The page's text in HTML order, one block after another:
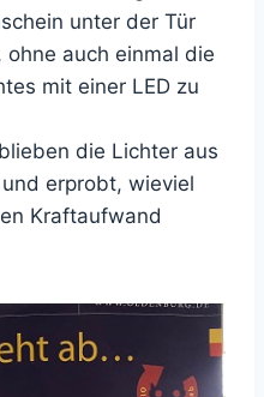
unter der Tür
auch einmal die
mit einer LED zu
die Lichter aus
erprobt, wieviel
Kraftaufwand